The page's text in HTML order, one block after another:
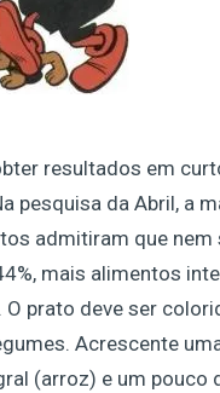
resultados em
pesquisa da Abril, a
admitiram que
mais alimentos
prato deve ser
Acrescente
(arroz) e um pouco